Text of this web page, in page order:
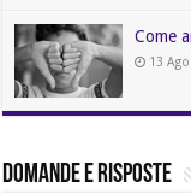
Come
13
Domande e Risposte